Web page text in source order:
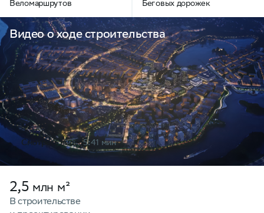
Веломаршрутов Беговых дорожек
Видео о ходе строительства
Смотреть видео5:41 мин
2,5 млн м²
В строительстве